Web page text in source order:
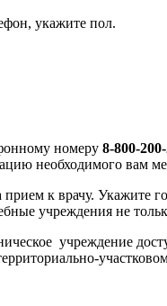
укажите пол.
номеру 8-800-
необходимого вам
к врачу. Укажите
учреждения не
учреждение